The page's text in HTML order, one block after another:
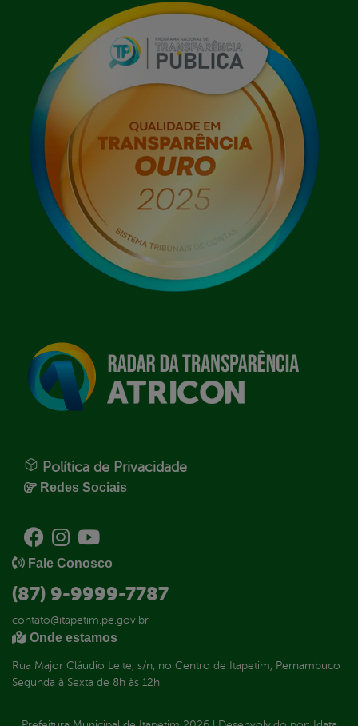
Política de Privacidade
Redes Sociais
Fale Conosco
(87) 9-9999-7787
contato@itapetim.pe.gov.br
Onde estamos
Rua Major Cláudio Leite, s/n, no Centro de Itapetim, Pernambuco
Segunda à Sexta de 8h às 12h